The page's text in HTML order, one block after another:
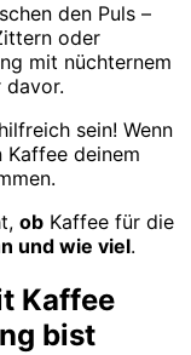
den Puls –
oder
mit nüchternem
davor.
sein! Wenn
Kaffee deinem
ob Kaffee für die
und wie viel.
Kaffee
bist